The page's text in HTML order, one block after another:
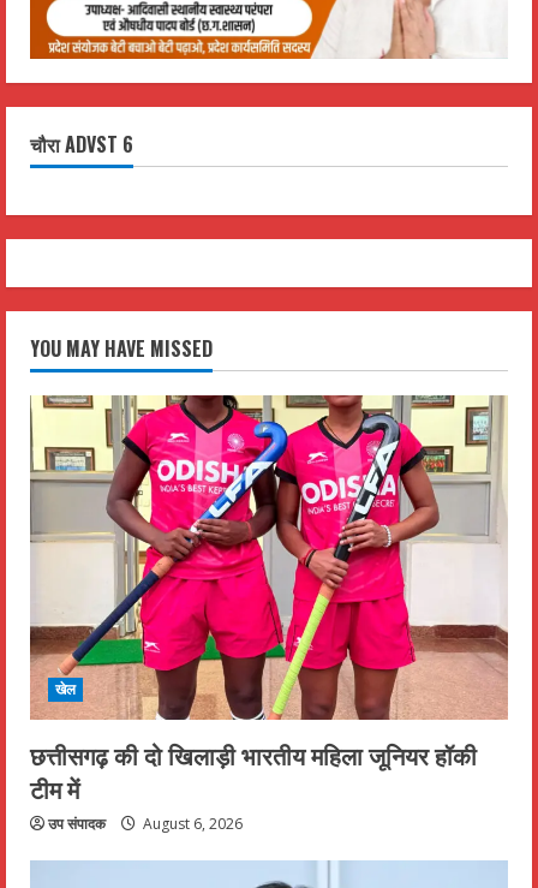
चौरा ADVST 6
YOU MAY HAVE MISSED
खेल
छत्तीसगढ़ की दो खिलाड़ी भारतीय महिला जूनियर हॉकी
टीम में
उप संपादक August 6, 2026